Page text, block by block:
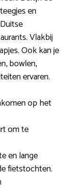
en
Vlakbij
Ook kan je
bowlen,
ervaren.
op het
om te
en lange
fietstochten.